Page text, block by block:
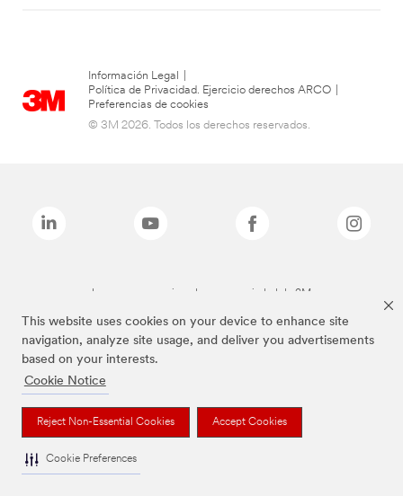
This website uses cookies on your device to enhance site
navigation, analyze site usage, and deliver you advertisements
based on your interests.
Cookie Notice
Reject Non-Essential Cookies Accept Cookies
Cookie Preferences
Información Legal
Política de Privacidad. Ejercicio derechos ARCO
Preferencias de cookies
© 3M 2026. Todos los derechos reservados.
Las marcas mencionadas son propiedad de 3M